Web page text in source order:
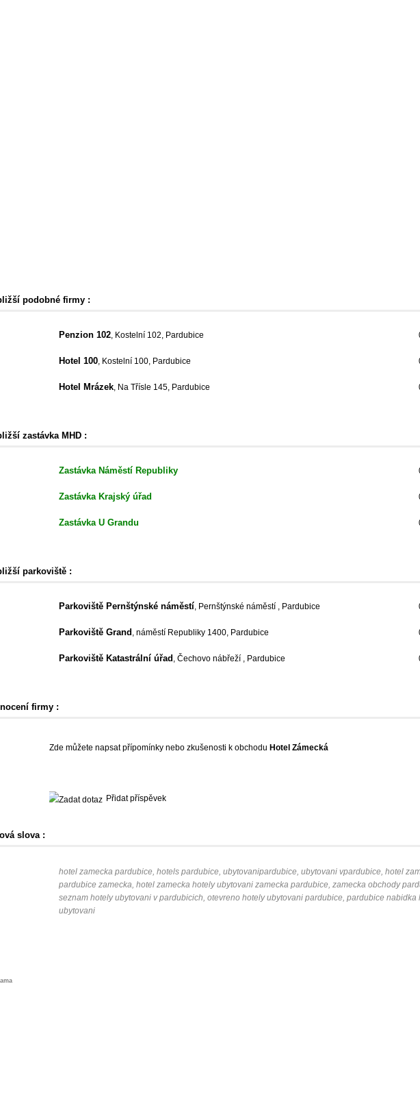
podobné firmy :
Penzion 102, Kostelní 102, Pardubice
Hotel 100, Kostelní 100, Pardubice
Hotel Mrázek, Na Třísle 145, Pardubice
zastávka MHD :
Zastávka Náměstí Republiky
Zastávka Krajský úřad
Zastávka U Grandu
parkoviště :
Parkoviště Pernštýnské náměstí, Pernštýnské náměstí , Pardubice
Parkoviště Grand , náměstí Republiky 1400, Pardubice
Parkoviště Katastrální úřad , Čechovo nábřeží , Pardubice
firmy :
Zde můžete napsat přípomínky nebo zkušenosti k obchoduHotel Zámecká
Přidat příspěvek
slova :
hotel zamecka pardubice, hotels pardubice, ubytovanipardubice, ubytovani vpardubice, hotel
pardubice zamecka, hotel zamecka hotely ubytovani zamecka pardubice, zamecka obchody
seznam hotely ubytovani v pardubicich, otevreno hotely ubytovani pardubice, pardubice nabidka
ubytovani